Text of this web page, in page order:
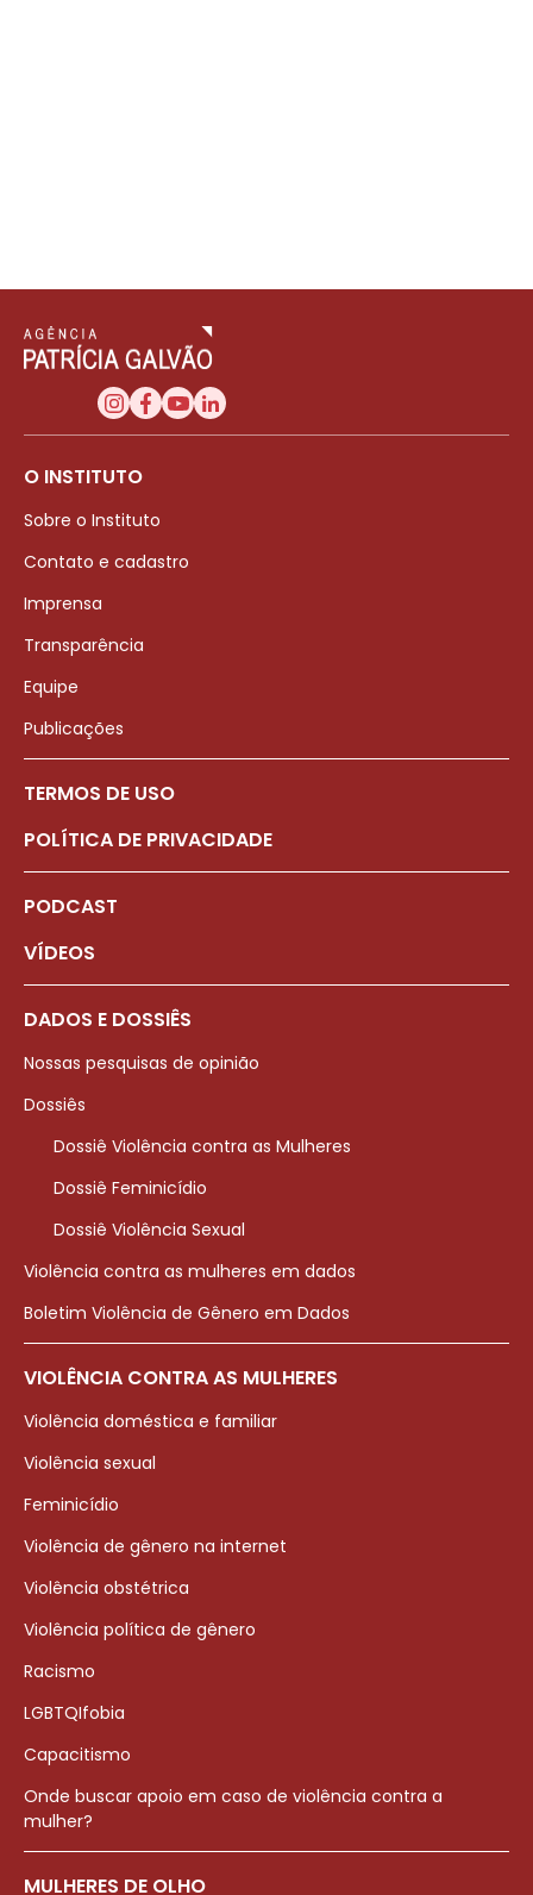
O INSTITUTO
Sobre o Instituto
Contato e cadastro
Imprensa
Transparência
Equipe
Publicações
TERMOS DE USO
POLÍTICA DE PRIVACIDADE
PODCAST
VÍDEOS
DADOS E DOSSIÊS
Nossas pesquisas de opinião
Dossiês
Dossiê Violência contra as Mulheres
Dossiê Feminicídio
Dossiê Violência Sexual
Violência contra as mulheres em dados
Boletim Violência de Gênero em Dados
VIOLÊNCIA CONTRA AS MULHERES
Violência doméstica e familiar
Violência sexual
Feminicídio
Violência de gênero na internet
Violência obstétrica
Violência política de gênero
Racismo
LGBTQIfobia
Capacitismo
Onde buscar apoio em caso de violência contra a
mulher?
MULHERES DE OLHO